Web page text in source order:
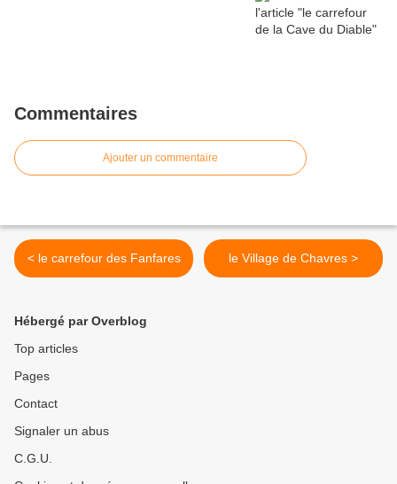
Commentaires
Ajouter un commentaire
< le carrefour des Fanfares le Village de Chavres >
Hébergé par Overblog
Top articles
Pages
Contact
Signaler un abus
C.G.U.